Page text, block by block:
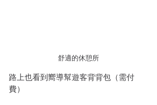
舒適的休憩所
路上也看到嚮導幫遊客背背包（需付
費）